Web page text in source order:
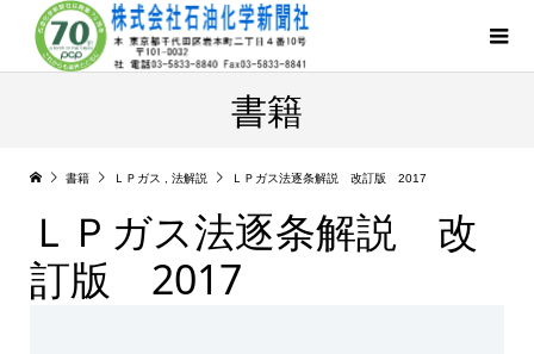
書籍
書籍 ＬＰガス 法解説 ＬＰガス法逐条解説 改訂版 2017
ＬＰガス法逐条解説 改
訂版 2017